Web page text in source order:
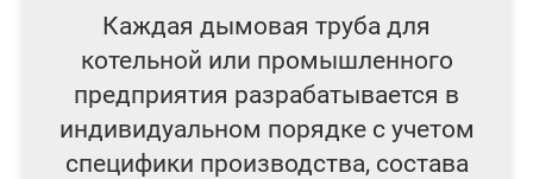
Каждая дымовая труба для
котельной или промышленного
предприятия разрабатывается в
индивидуальном порядке с учетом
специфики производства, состава